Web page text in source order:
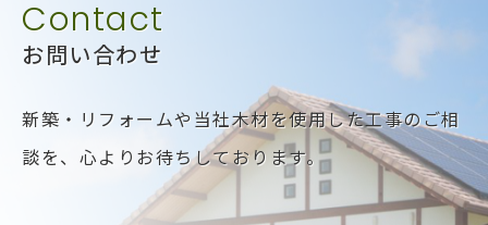
お問い合わせ
新築・リフォームや当社木材を使用した工事のご相
談を、 心よりお待ちしております。